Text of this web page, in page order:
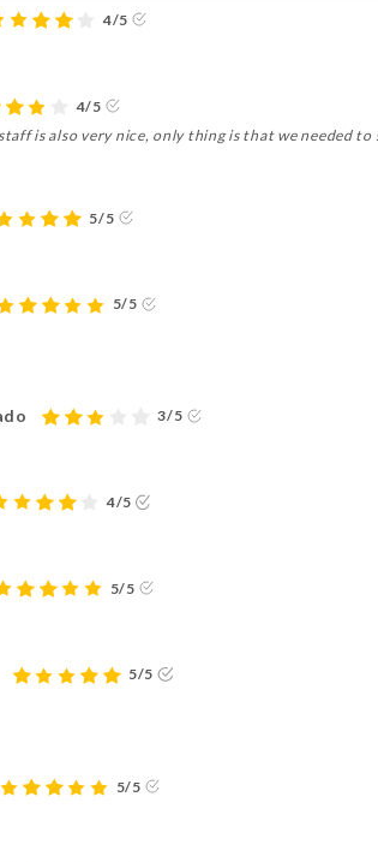
4/5
4/5
is also very nice, only thing is that we needed
5/5
5/5
3/5
4/5
5/5
5/5
5/5